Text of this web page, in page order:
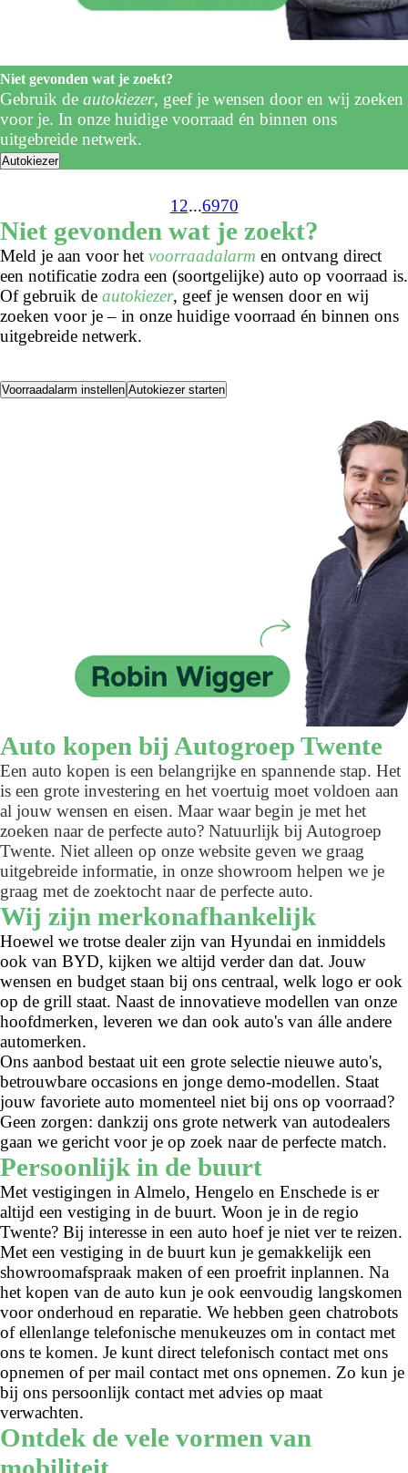
Niet gevonden wat je zoekt?
Gebruik de autokiezer, geef je wensen door en wij zoeken
voor je. In onze huidige voorraad én binnen ons
uitgebreide netwerk.
Autokiezer
1 2...6970
Niet gevonden wat je zoekt?
Meld je aan voor het voorraadalarm en ontvang direct
een notificatie zodra een (soortgelijke) auto op voorraad is.
Of gebruik de autokiezer, geef je wensen door en wij
zoeken voor je – in onze huidige voorraad én binnen ons
uitgebreide netwerk.
Voorraadalarm instellen Autokiezer starten
Auto kopen bij Autogroep Twente
Een auto kopen is een belangrijke en spannende stap. Het
is een grote investering en het voertuig moet voldoen aan
al jouw wensen en eisen. Maar waar begin je met het
zoeken naar de perfecte auto? Natuurlijk bij Autogroep
Twente. Niet alleen op onze website geven we graag
uitgebreide informatie, in onze showroom helpen we je
graag met de zoektocht naar de perfecte auto.
Wij zijn merkonafhankelijk
Hoewel we trotse dealer zijn van Hyundai en inmiddels
ook van BYD, kijken we altijd verder dan dat. Jouw
wensen en budget staan bij ons centraal, welk logo er ook
op de grill staat. Naast de innovatieve modellen van onze
hoofdmerken, leveren we dan ook auto's van álle andere
automerken.
Ons aanbod bestaat uit een grote selectie nieuwe auto's,
betrouwbare occasions en jonge demo-modellen. Staat
jouw favoriete auto momenteel niet bij ons op voorraad?
Geen zorgen: dankzij ons grote netwerk van autodealers
gaan we gericht voor je op zoek naar de perfecte match.
Persoonlijk in de buurt
Met vestigingen in Almelo, Hengelo en Enschede is er
altijd een vestiging in de buurt. Woon je in de regio
Twente? Bij interesse in een auto hoef je niet ver te reizen.
Met een vestiging in de buurt kun je gemakkelijk een
showroomafspraak maken of een proefrit inplannen. Na
het kopen van de auto kun je ook eenvoudig langskomen
voor onderhoud en reparatie. We hebben geen chatrobots
of ellenlange telefonische menukeuzes om in contact met
ons te komen. Je kunt direct telefonisch contact met ons
opnemen of per mail contact met ons opnemen. Zo kun je
bij ons persoonlijk contact met advies op maat
verwachten.
Ontdek de vele vormen van